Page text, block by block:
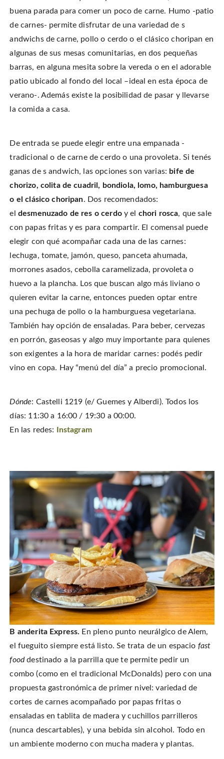
buena parada para comer un poco de carne. Humo -patio
de carnes- permite disfrutar de una variedad de s
andwichs de carne, pollo o cerdo o el clásico choripan en
algunas de sus mesas comunitarias, en dos pequeñas
barras, en alguna mesita sobre la vereda o en el adorable
patio ubicado al fondo del local –ideal en esta época de
verano-. Además existe la posibilidad de pasar y llevarse
la comida a casa.
De entrada se puede elegir entre una empanada -
tradicional o de carne de cerdo o una provoleta. Si tenés
ganas de s andwich, las opciones son varias: bife de
chorizo, colita de cuadril, bondiola, lomo, hamburguesa
o el clásico choripan. Dos recomendados:
el desmenuzado de res o cerdoy el chori rosca, que sale
con papas fritas y es para compartir. El comensal puede
elegir con qué acompañar cada una de las carnes:
lechuga, tomate, jamón, queso, panceta ahumada,
morrones asados, cebolla caramelizada, provoleta o
huevo a la plancha. Los que buscan algo más liviano o
quieren evitar la carne, entonces pueden optar entre
una pechuga de pollo o la hamburguesa vegetariana.
También hay opción de ensaladas. Para beber, cervezas
en porrón, gaseosas y algo muy importante para quienes
son exigentes a la hora de maridar carnes: podés pedir
vino en copa. Hay “menú del día” a precio promocional.
Dónde: Castelli 1219 (e/ Guemes y Alberdi). Todos los
días: 11:30 a 16:00 / 19:30 a 00:00.
En las redes:
Instagram
B anderita Express. En pleno punto neurálgico de Alem,
el fueguito siempre está listo. Se trata de un espacio fast
fooddestinado a la parrilla que te permite pedir un
combo (como en el tradicional McDonalds) pero con una
propuesta gastronómica de primer nivel: variedad de
cortes de carnes acompañado por papas fritas o
ensaladas en tablita de madera y cuchillos parrilleros
(nunca descartables), y una bebida sin alcohol. Todo en
un ambiente moderno con mucha madera y plantas.